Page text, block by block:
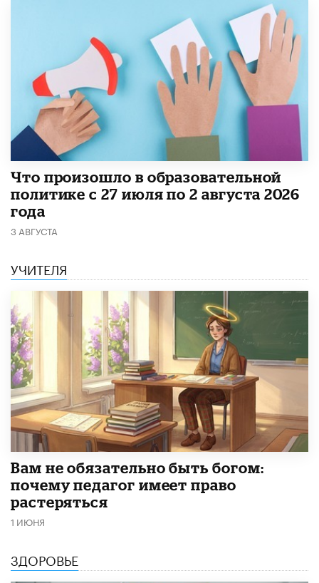
​Что произошло в образовательной
политике с 27 июля по 2 августа 2026
года
3 АВГУСТА
УЧИТЕЛЯ
​Вам не обязательно быть богом:
почему педагог имеет право
растеряться
1 ИЮНЯ
ЗДОРОВЬЕ